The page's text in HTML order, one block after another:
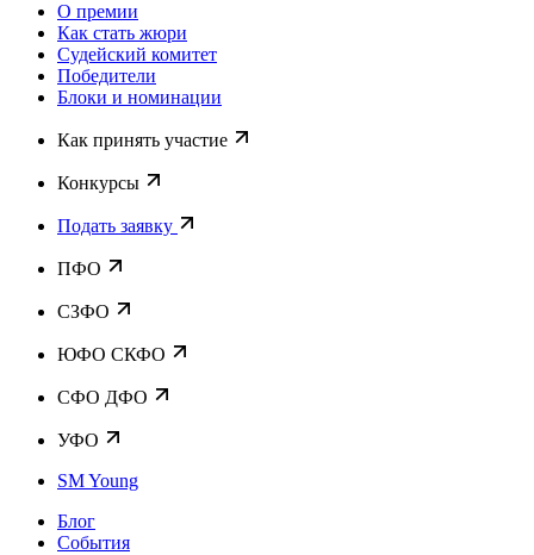
О премии
Как стать жюри
Судейский комитет
Победители
Блоки и номинации
Как принять участие
Конкурсы
Подать заявку
ПФО
СЗФО
ЮФО СКФО
CФО ДФО
УФО
SM Young
Блог
События